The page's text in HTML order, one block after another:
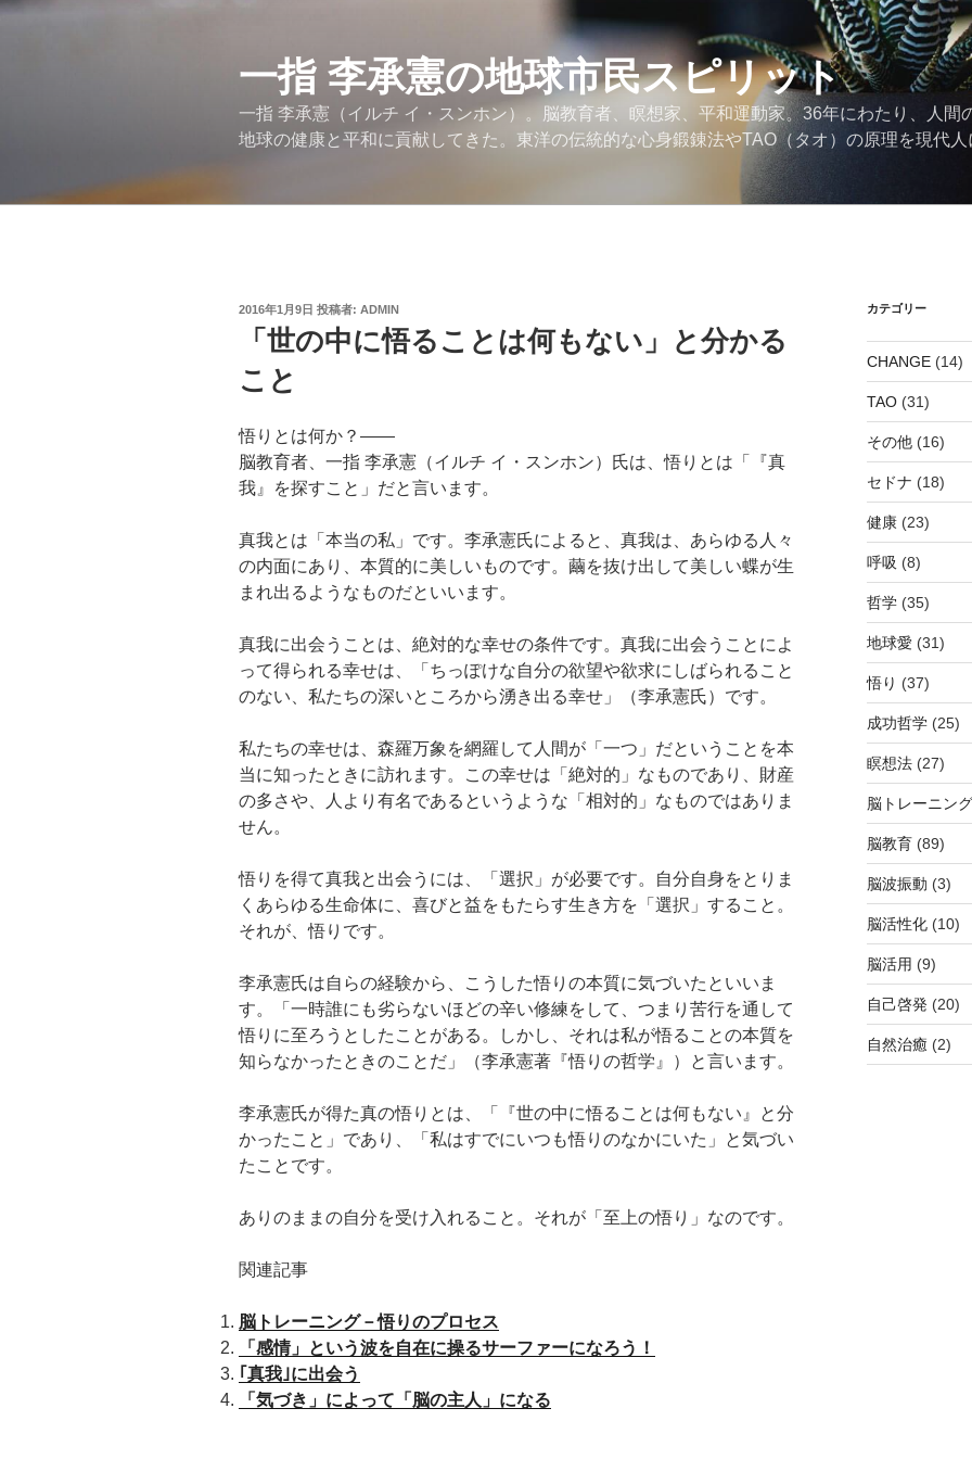
コ
一指 李承憲の地球市民スピリット
一指 李承憲（イルチ イ・スンホン）。脳教育者、瞑想家、平和運動家。36年にわたり、人間
地球の健康と平和に貢献してきた。東洋の伝統的な心身鍛錬法やTAO（タオ）の原理を現代人
投
2016年1月9日 投稿者: ADMIN
「世の中に悟ることは何もない」と分かる
こと
悟りとは何か？――
脳教育者、一指 李承憲（イルチ イ・スンホン）氏は、悟りとは「『真
我』を探すこと」だと言います。
真我とは「本当の私」です。李承憲氏によると、真我は、あらゆる人々
の内面にあり、本質的に美しいものです。繭を抜け出して美しい蝶が生
まれ出るようなものだといいます。
真我に出会うことは、絶対的な幸せの条件です。真我に出会うことによ
って得られる幸せは、「ちっぽけな自分の欲望や欲求にしばられること
のない、私たちの深いところから湧き出る幸せ」（李承憲氏）です。
私たちの幸せは、森羅万象を網羅して人間が「一つ」だということを本
当に知ったときに訪れます。この幸せは「絶対的」なものであり、財産
の多さや、人より有名であるというような「相対的」なものではありま
せん。
悟りを得て真我と出会うには、「選択」が必要です。自分自身をとりま
くあらゆる生命体に、喜びと益をもたらす生き方を「選択」すること。
それが、悟りです。
李承憲氏は自らの経験から、こうした悟りの本質に気づいたといいま
す。「一時誰にも劣らないほどの辛い修練をして、つまり苦行を通して
悟りに至ろうとしたことがある。しかし、それは私が悟ることの本質を
知らなかったときのことだ」（李承憲著『悟りの哲学』）と言います。
李承憲氏が得た真の悟りとは、「『世の中に悟ることは何もない』と分
かったこと」であり、「私はすでにいつも悟りのなかにいた」と気づい
たことです。
ありのままの自分を受け入れること。それが「至上の悟り」なのです。
関連記事
脳トレーニング－悟りのプロセス
「感情」という波を自在に操るサーファーになろう！
｢真我｣に出会う
「気づき」によって「脳の主人」になる
カテゴリー
CHANGE(14)
TAO(31)
その他(16)
セドナ (18)
健康(23)
呼吸 (8)
哲学(35)
地球愛 (31)
悟り (37)
成功哲学(25)
瞑想法(27)
脳トレーニング
脳教育(89)
脳波振動 (3)
脳活性化(10)
脳活用 (9)
自己啓発 (20)
自然治癒 (2)